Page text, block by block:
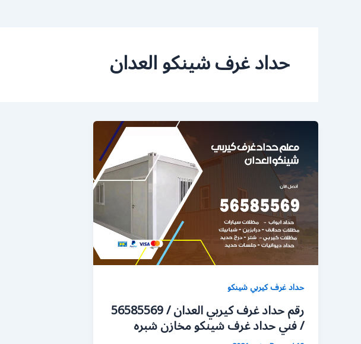
حداد غرف شينكو العدان
حداد غرف كيربي شينكو
رقم حداد غرف كيربي العدان / 56585569
/ فني حداد غرف شينكو مخازن شبره